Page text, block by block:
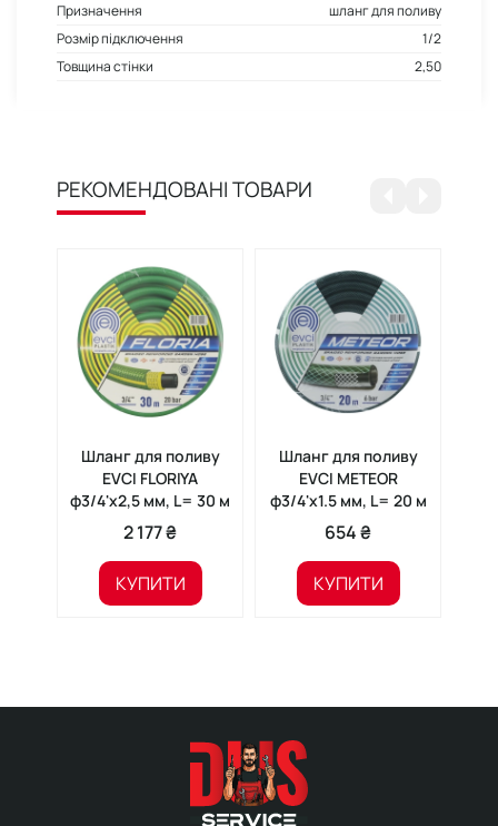
Призначення
шланг для поливу
Розмір підключення
1/2
Товщина стінки
2,50
РЕКОМЕНДОВАНІ ТОВАРИ
Шланг для поливу
EVCI FLORIYA
ф3/4'x2,5 мм, L= 30 м
2 177 ₴
КУПИТИ
Шланг для поливу
EVCI METEOR
ф3/4'x1.5 мм, L= 20 м
654 ₴
КУПИТИ